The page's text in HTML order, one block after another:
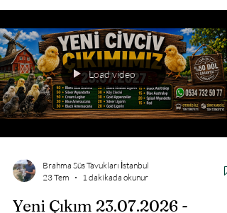
Load video
Brahma Süs Tavukları İstanbul
23 Tem
1 dakikada okunur
Yeni Çıkım 23.07.2026 -